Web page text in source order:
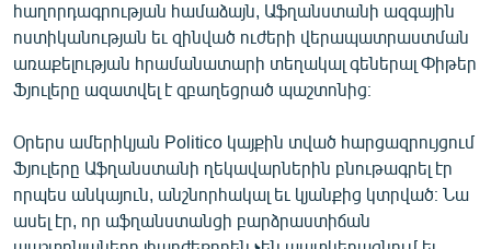
ՏՏ ԵՒ ԻՆՏԵՐՆԵՏ
ԿՈՐՈՆԱՎԻՐՈՒՍ
ՏԵՍԱՆՅՈՒԹԵՐ
ԲԱՆԱՎԵՃ
ՁԳՏԵԼՈՎ ԼԱՎԱԳՈՒՅՆԻՆ
հաղորդագրության համաձայն, Աֆղանստանի ազգային
ոստիկանության եւ զինված ուժերի վերապատրաստման
առաքելության հրամանատարի տեղակալ գեներալ Փիթեր
Ֆյուլերը ազատվել է զբաղեցրած պաշտոնից։
Օրերս ամերիկյան Politico կայքին տված հարցազրույցում
Ֆյուլերը Աֆղանստանի ղեկավարներին բնութագրել էր
որպես անկայուն, անշնորհակալ եւ կյանքից կտրված։ Նա
ասել էր, որ աֆղանստանցի բարձրաստիճան